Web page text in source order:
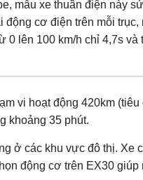
mẫu xe thuần điện này
cơ điện trên mỗi trục,
0 lên 100 km/h chỉ 4,7s và
vi hoạt động 420km (tiêu
khoảng 35 phút.
ở các khu vực đô thị. Xe
động cơ trên EX30